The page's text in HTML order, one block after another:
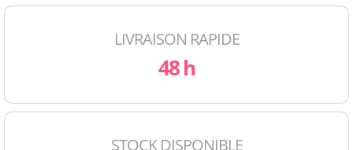
LIVRAISON RAPIDE
48 h
STOCK DISPONIBLE